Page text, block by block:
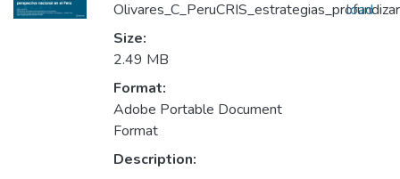
Size:
2.49 MB
Format:
Adobe Portable Document
Format
Description:
load